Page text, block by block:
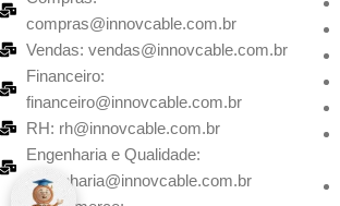
compras@innovcable.com.br
Vendas: vendas@innovcable.com.br
Financeiro:
financeiro@innovcable.com.br
RH: rh@innovcable.com.br
Engenharia e Qualidade:
engenharia@innovcable.com.br